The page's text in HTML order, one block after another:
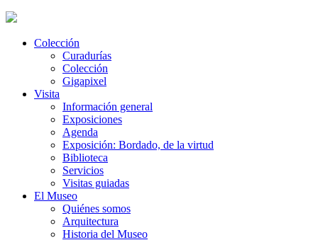
Colección
Curadurías
Colección
Gigapixel
Visita
Información general
Exposiciones
Agenda
Exposición: Bordado, de la virtud
Biblioteca
Servicios
Visitas guiadas
El Museo
Quiénes somos
Arquitectura
Historia del Museo